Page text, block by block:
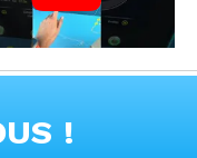
!